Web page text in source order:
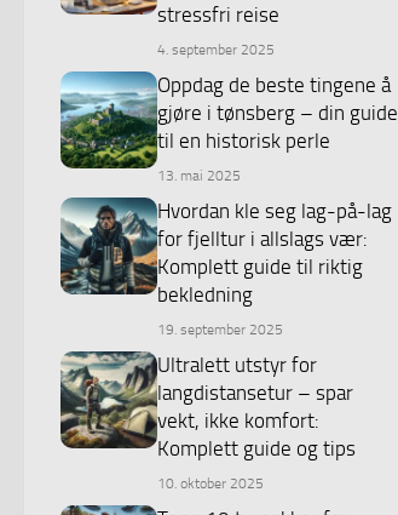
stressfri reise
4. september 2025
Oppdag de beste tingene å
gjøre i tønsberg – din guide
til en historisk perle
13. mai 2025
Hvordan kle seg lag-på-lag
for fjelltur i allslags vær:
Komplett guide til riktig
bekledning
19. september 2025
Ultralett utstyr for
langdistansetur – spar
vekt, ikke komfort:
Komplett guide og tips
10. oktober 2025